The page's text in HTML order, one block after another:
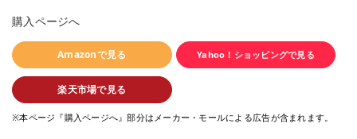
購入ページへ
Amazonで見る Yahoo！ショッピングで見る
楽天市場で見る
※本ページ『購入ページへ』部分はメーカー・モールによる広告が含まれます。